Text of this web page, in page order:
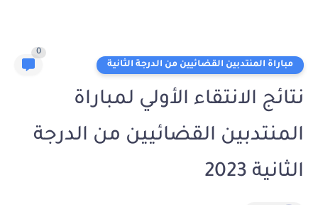
مباراة المنتدبين القضائيين من الدرجة الثانية
0
نتائج الانتقاء الأولي لمباراة
المنتدبين القضائيين من الدرجة
الثانية 2023